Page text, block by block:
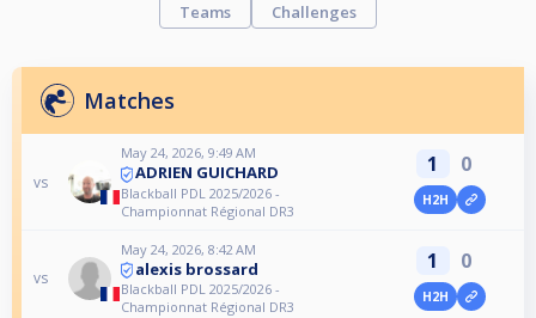
Teams
Challenges
Matches
vs
May 24, 2026, 9:49 AM
ADRIEN GUICHARD
Blackball PDL 2025/2026 -
Championnat Régional DR3
1 0
H2H
vs
May 24, 2026, 8:42 AM
alexis brossard
Blackball PDL 2025/2026 -
Championnat Régional DR3
1 0
H2H